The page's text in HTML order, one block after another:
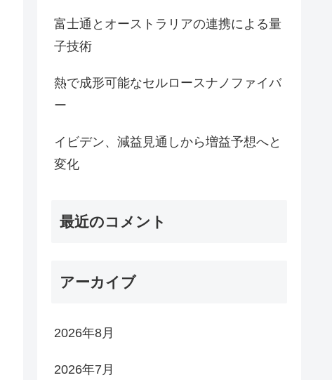
富士通とオーストラリアの連携による量
子技術
熱で成形可能なセルロースナノファイバ
ー
イビデン、減益見通しから増益予想へと
変化
最近のコメント
アーカイブ
2026年8月
2026年7月